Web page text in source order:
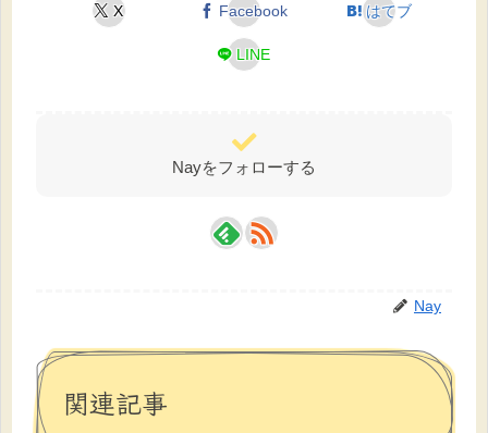
X Facebook はてブ
LINE
Nayをフォローする
Nay
関連記事